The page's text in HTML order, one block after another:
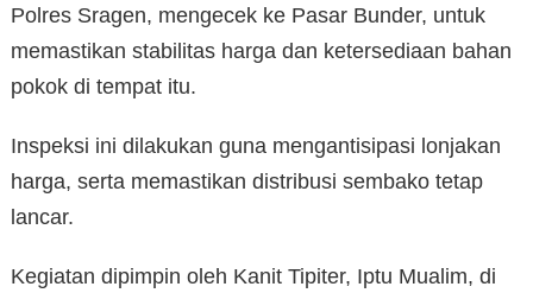
Polres Sragen, mengecek ke Pasar Bunder, untuk
memastikan stabilitas harga dan ketersediaan bahan
pokok di tempat itu.
Inspeksi ini dilakukan guna mengantisipasi lonjakan
harga, serta memastikan distribusi sembako tetap
lancar.
Kegiatan dipimpin oleh Kanit Tipiter, Iptu Mualim, di